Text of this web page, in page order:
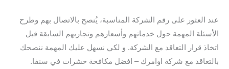
عند العثور على رقم الشركة المناسبة، يُنصح بالاتصال بهم وطرح
الأسئلة المهمة حول خدماتهم وأسعارهم وتجاربهم السابقة قبل
اتخاذ قرار التعاقد مع الشركة. و لكي نسهل عليك المهمة ننصحك
بالتعاقد مع شركة اوامرك – افضل مكافحة حشرات في سنفا.